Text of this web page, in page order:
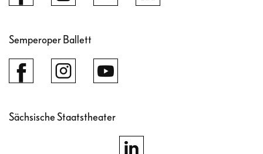
Semperoper Ballett
Sächsische Staatstheater